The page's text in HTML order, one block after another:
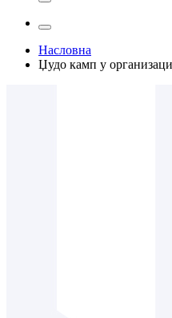
Насловна
Џудо камп у